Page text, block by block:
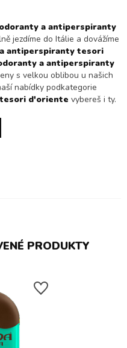
a antiperspiranty
jezdíme do Itálie a dovážíme
antiperspiranty tesori
a antiperspiranty
s velkou oblibou u našich
nabídky podkategorie
d'oriente vybereš i ty.
PRODUKTY